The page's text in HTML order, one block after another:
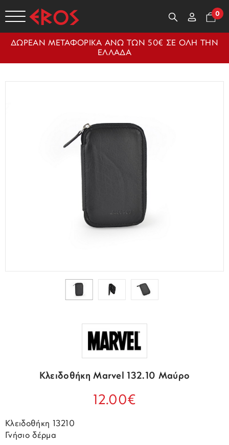
0
ΔΩΡΕΑΝ ΜΕΤΑΦΟΡΙΚΑ ΑΝΩ ΤΩΝ 50€ ΣΕ ΟΛΗ ΤΗΝ
ΕΛΛΑΔΑ
Κλειδοθήκη Marvel 132.10 Μαύρο
12.00€
Κλειδοθήκη 13210
Γνήσιο δέρμα